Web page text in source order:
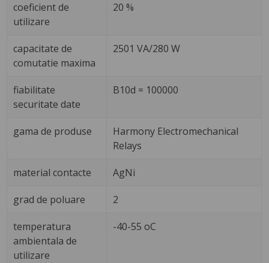
coeficient de
utilizare
20 %
capacitate de
comutatie maxima
2501 VA/280 W
fiabilitate
securitate date
B10d = 100000
gama de produse
Harmony Electromechanical
Relays
material contacte AgNi
grad de poluare 2
temperatura
ambientala de
utilizare
-40-55 oC